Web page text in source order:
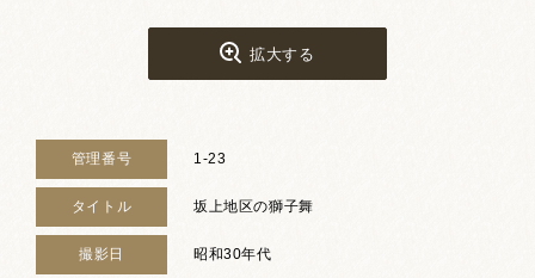
拡大する
管理番号 1-23
タイトル 坂上地区の獅子舞
撮影日 昭和30年代